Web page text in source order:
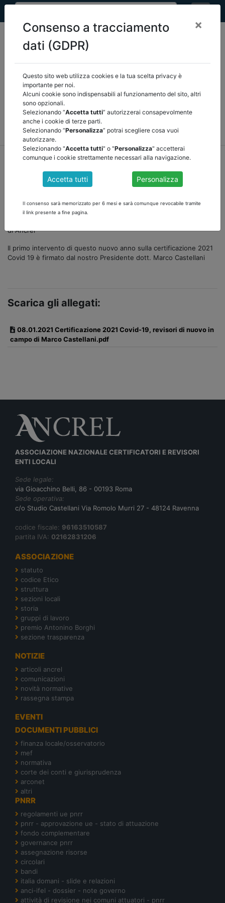
Seleziona una categoria:
COMUNICAZIONI
RASSEGNA STAMPA VEDI TUTTE
home notizie articoli ancrel/torna indietro
NUOVO IN CAMPO di Marco Castellani
di Ancrel
Il primo intervento di questo nuovo anno sulla certificazione 2021
Covid 19 è firmato dal nostro Presidente dott. Marco Castellani
Scarica gli allegati:
08.01.2021 Certificazione 2021 Covid-19, revisori di nuovo in
campo di Marco Castellani.pdf
ASSOCIAZIONE NAZIONALE CERTIFICATORI E REVISORI
ENTI LOCALI
Sede legale:
via Gioacchino Belli, 86 - 00193 Roma
Sede operativa:
c/o Studio Castellani Via Romolo Murri 27 - 48124 Ravenna
codice fiscale: 96163510587
partita IVA: 02162831206
ASSOCIAZIONE
statuto
codice Etico
struttura
sezioni locali
storia
gruppi di lavoro
premio Antonino Borghi
sezione trasparenza
NOTIZIE
articoli ancrel
comunicazioni
novità normative
rassegna stampa
EVENTI
DOCUMENTI PUBBLICI
finanza locale/osservatorio
mef
normativa
corte dei conti e giurisprudenza
arconet
altri
PNRR
regolamenti ue pnrr
pnrr - approvazione ue - stato di attuazione
fondo complementare
governance pnrr
assegnazione risorse
circolari
bandi
italia domani - slide e relazioni
anci-ifel - dossier - note governo
attività di revisione nei comuni attuatori - pnrr
Consenso a tracciamento
dati (GDPR)
×
Questo sito web utilizza cookies e la tua scelta privacy è
importante per noi.
Alcuni cookie sono indispensabili al funzionamento del sito, altri
sono opzionali.
Selezionando “Accetta tutti” autorizzerai consapevolmente
anche i cookie di terze parti.
Selezionando “Personalizza” potrai scegliere cosa vuoi
autorizzare.
Selezionando "Accetta tutti" o "Personalizza" accetterai
comunque i cookie strettamente necessari alla navigazione.
Accetta tutti Personalizza
Il consenso sarà memorizzato per 6 mesi e sarà comunque revocabile tramite
il link presente a fine pagina.